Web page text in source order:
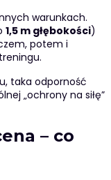
warunkach.
1,5 m głębokości)
potem i
taka odporność
„ochrony na siłę”
– co